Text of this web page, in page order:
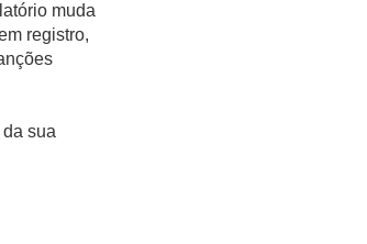
muda
registro,
sua